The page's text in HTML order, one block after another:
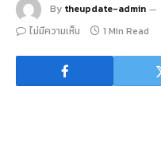
By theupdate-admin
ไม่มีความเห็น
1 Min Read